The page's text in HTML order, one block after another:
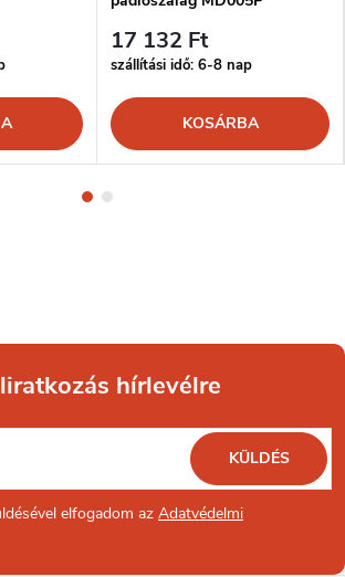
17 132 Ft
szállítási idő: 6-8 nap
KOSÁRBA
hírlevélre
elfogadom az Adatvédelmi
KÜLDÉS